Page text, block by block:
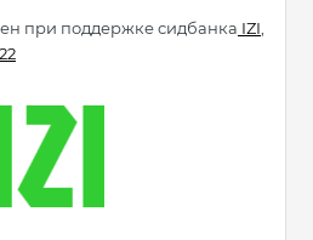
при поддержке сидбанка IZI,